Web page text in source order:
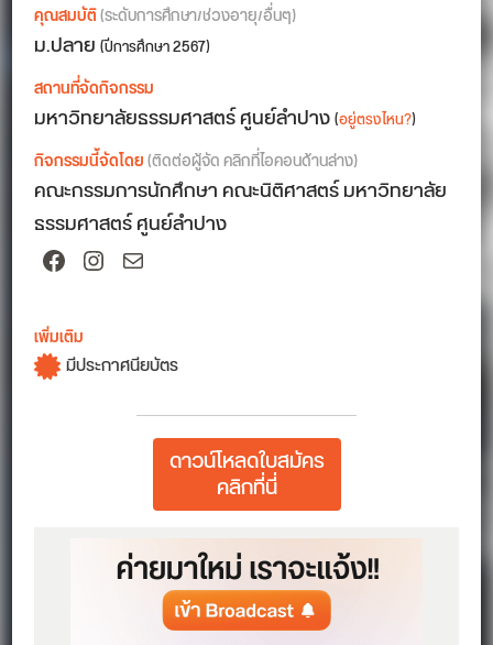
คุณสมบัติ(ระดับการศึกษา/ช่วงอายุ/อื่นๆ)
ม.ปลาย(ปีการศึกษา 2567)
สถานที่จัดกิจกรรม
มหาวิทยาลัยธรรมศาสตร์ ศูนย์ลำปาง(อยู่ตรงไหน?)
กิจกรรมนี้จัดโดย(ติดต่อผู้จัด คลิกที่ไอคอนด้านล่าง)
คณะกรรมการนักศึกษา คณะนิติศาสตร์ มหาวิทยาลัย
ธรรมศาสตร์ ศูนย์ลำปาง
Facebook
Instagram
Mail
เพิ่มเติม
มีประกาศนียบัตร
ดาวน์โหลดใบสมัคร
คลิกที่นี่